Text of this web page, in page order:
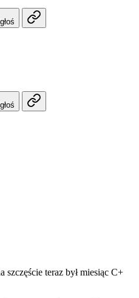
szczęście teraz był miesiąc C+